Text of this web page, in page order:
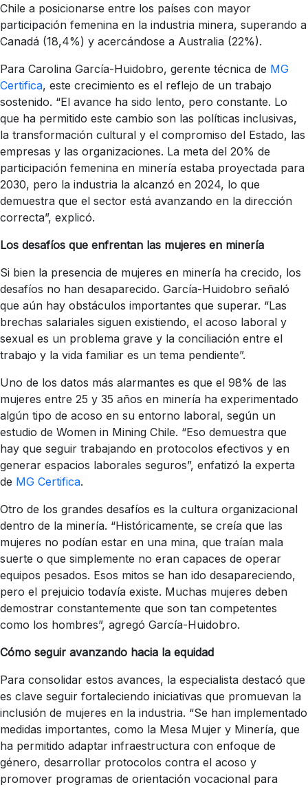
Chile a posicionarse entre los países con mayor
participación femenina en la industria minera, superando a
Canadá (18,4%) y acercándose a Australia (22%).
Para Carolina García-Huidobro, gerente técnica de MG
Certifica, este crecimiento es el reflejo de un trabajo
sostenido. “El avance ha sido lento, pero constante. Lo
que ha permitido este cambio son las políticas inclusivas,
la transformación cultural y el compromiso del Estado, las
empresas y las organizaciones. La meta del 20% de
participación femenina en minería estaba proyectada para
2030, pero la industria la alcanzó en 2024, lo que
demuestra que el sector está avanzando en la dirección
correcta”, explicó.
Los desafíos que enfrentan las mujeres en minería
Si bien la presencia de mujeres en minería ha crecido, los
desafíos no han desaparecido. García-Huidobro señaló
que aún hay obstáculos importantes que superar. “Las
brechas salariales siguen existiendo, el acoso laboral y
sexual es un problema grave y la conciliación entre el
trabajo y la vida familiar es un tema pendiente”.
Uno de los datos más alarmantes es que el 98% de las
mujeres entre 25 y 35 años en minería ha experimentado
algún tipo de acoso en su entorno laboral, según un
estudio de Women in Mining Chile. “Eso demuestra que
hay que seguir trabajando en protocolos efectivos y en
generar espacios laborales seguros”, enfatizó la experta
de MG Certifica.
Otro de los grandes desafíos es la cultura organizacional
dentro de la minería. “Históricamente, se creía que las
mujeres no podían estar en una mina, que traían mala
suerte o que simplemente no eran capaces de operar
equipos pesados. Esos mitos se han ido desapareciendo,
pero el prejuicio todavía existe. Muchas mujeres deben
demostrar constantemente que son tan competentes
como los hombres”, agregó García-Huidobro.
Cómo seguir avanzando hacia la equidad
Para consolidar estos avances, la especialista destacó que
es clave seguir fortaleciendo iniciativas que promuevan la
inclusión de mujeres en la industria. “Se han implementado
medidas importantes, como la Mesa Mujer y Minería, que
ha permitido adaptar infraestructura con enfoque de
género, desarrollar protocolos contra el acoso y
promover programas de orientación vocacional para